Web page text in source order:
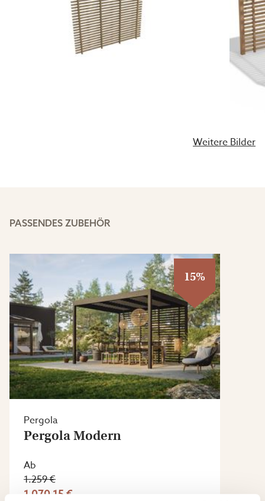
Weitere Bilder
PASSENDES ZUBEHÖR
15%
Pergola
Pergola Modern
Ab
1.259 €
1 070,15 €